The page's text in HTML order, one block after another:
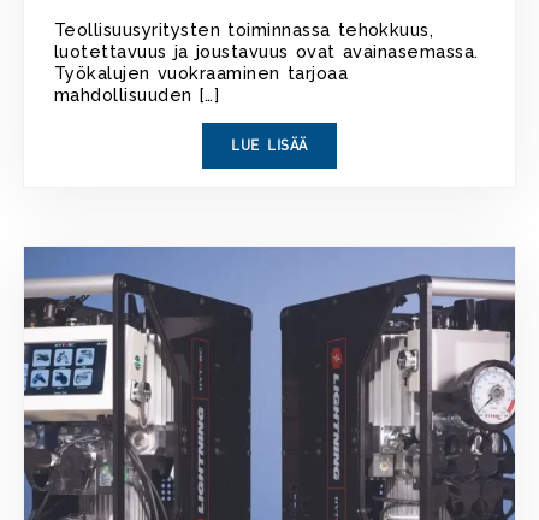
Teollisuusyritysten toiminnassa tehokkuus,
luotettavuus ja joustavuus ovat avainasemassa.
Työkalujen vuokraaminen tarjoaa
mahdollisuuden […]
LUE LISÄÄ